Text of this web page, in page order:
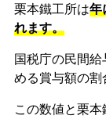
栗本鐵工所は年
れます。
国税庁の民間
める賞与額の割
この数値と栗